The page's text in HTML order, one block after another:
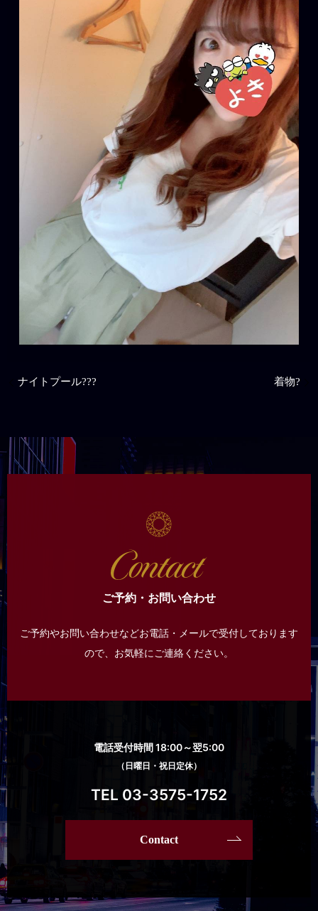
ナイトプール??? 着物?
ご予約・お問い合わせ
ご予約やお問い合わせなどお電話・メールで受付しております
ので、 お気軽にご連絡ください。
電話受付時間 18:00～翌5:00
（日曜日・祝日定休）
TEL 03-3575-1752
Contact